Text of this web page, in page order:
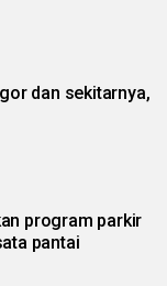
dan sekitarnya,
program parkir
pantai